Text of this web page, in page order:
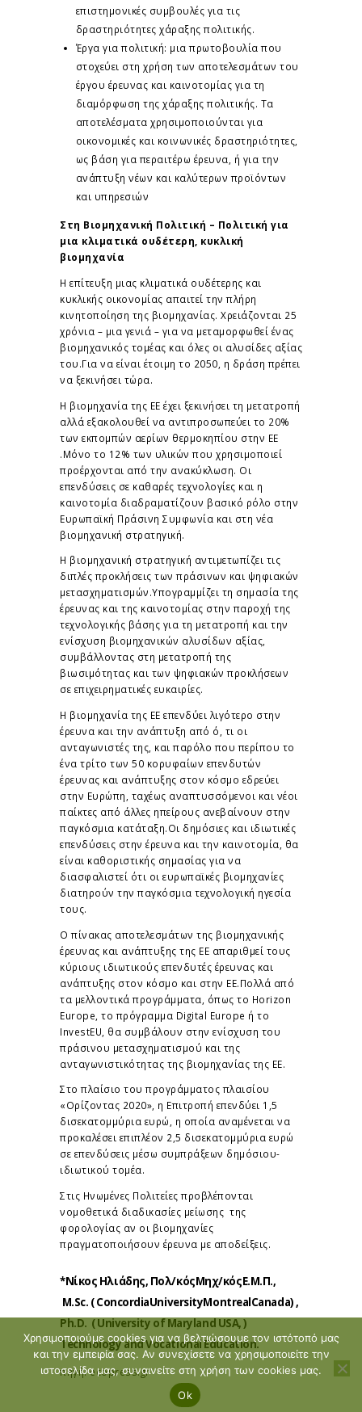
επιστημονικές συμβουλές για τις
δραστηριότητες χάραξης πολιτικής.
Έργα για πολιτική: μια πρωτοβουλία που
στοχεύει στη χρήση των αποτελεσμάτων του
έργου έρευνας και καινοτομίας για τη
διαμόρφωση της χάραξης πολιτικής. Τα
αποτελέσματα χρησιμοποιούνται για
οικονομικές και κοινωνικές δραστηριότητες,
ως βάση για περαιτέρω έρευνα, ή για την
ανάπτυξη νέων και καλύτερων προϊόντων
και υπηρεσιών
Στη Βιομηχανική Πολιτική – Πολιτική για
μια κλιματικά ουδέτερη, κυκλική
βιομηχανία
Η επίτευξη μιας κλιματικά ουδέτερης και
κυκλικής οικονομίας απαιτεί την πλήρη
κινητοποίηση της βιομηχανίας. Χρειάζονται 25
χρόνια – μια γενιά – για να μεταμορφωθεί ένας
βιομηχανικός τομέας και όλες οι αλυσίδες αξίας
του.Για να είναι έτοιμη το 2050, η δράση πρέπει
να ξεκινήσει τώρα.
Η βιομηχανία της ΕΕ έχει ξεκινήσει τη μετατροπή
αλλά εξακολουθεί να αντιπροσωπεύει το 20%
των εκπομπών αερίων θερμοκηπίου στην ΕΕ
.Μόνο το 12% των υλικών που χρησιμοποιεί
προέρχονται από την ανακύκλωση. Οι
επενδύσεις σε καθαρές τεχνολογίες και η
καινοτομία διαδραματίζουν βασικό ρόλο στην
Ευρωπαϊκή Πράσινη Συμφωνία και στη νέα
βιομηχανική στρατηγική.
Η βιομηχανική στρατηγική αντιμετωπίζει τις
διπλές προκλήσεις των πράσινων και ψηφιακών
μετασχηματισμών.Υπογραμμίζει τη σημασία της
έρευνας και της καινοτομίας στην παροχή της
τεχνολογικής βάσης για τη μετατροπή και την
ενίσχυση βιομηχανικών αλυσίδων αξίας,
συμβάλλοντας στη μετατροπή της
βιωσιμότητας και των ψηφιακών προκλήσεων
σε επιχειρηματικές ευκαιρίες.
Η βιομηχανία της ΕΕ επενδύει λιγότερο στην
έρευνα και την ανάπτυξη από ό, τι οι
ανταγωνιστές της, και παρόλο που περίπου το
ένα τρίτο των 50 κορυφαίων επενδυτών
έρευνας και ανάπτυξης στον κόσμο εδρεύει
στην Ευρώπη, ταχέως αναπτυσσόμενοι και νέοι
παίκτες από άλλες ηπείρους ανεβαίνουν στην
παγκόσμια κατάταξη.Οι δημόσιες και ιδιωτικές
επενδύσεις στην έρευνα και την καινοτομία, θα
είναι καθοριστικής σημασίας για να
διασφαλιστεί ότι οι ευρωπαϊκές βιομηχανίες
διατηρούν την παγκόσμια τεχνολογική ηγεσία
τους.
Ο πίνακας αποτελεσμάτων της βιομηχανικής
έρευνας και ανάπτυξης της ΕΕ απαριθμεί τους
κύριους ιδιωτικούς επενδυτές έρευνας και
ανάπτυξης στον κόσμο και στην ΕΕ.Πολλά από
τα μελλοντικά προγράμματα, όπως το Horizon
Europe, το πρόγραμμα Digital Europe ή το
InvestEU, θα συμβάλουν στην ενίσχυση του
πράσινου μετασχηματισμού και της
ανταγωνιστικότητας της βιομηχανίας της ΕΕ.
Στο πλαίσιο του προγράμματος πλαισίου
«Ορίζοντας 2020», η Επιτροπή επενδύει 1,5
δισεκατομμύρια ευρώ, η οποία αναμένεται να
προκαλέσει επιπλέον 2,5 δισεκατομμύρια ευρώ
σε επενδύσεις μέσω συμπράξεων δημόσιου-
ιδιωτικού τομέα.
Στις Ηνωμένες Πολιτείες προβλέπονται
νομοθετικά διαδικασίες μείωσης της
φορολογίας αν οι βιομηχανίες
πραγματοποιήσουν έρευνα με αποδείξεις.
*Νίκος Ηλιάδης, Πολ/κόςΜηχ/κόςΕ.Μ.Π.,
M.Sc. ( ConcordiaUniversityMontrealCanada) ,
Ph.D. ( University of Maryland USA, )
Technology and Vocational Education.
πηγή: ecopress.gr
Χρησιμοποιούμε cookies για να βελτιώσουμε τον ιστότοπό μας
και την εμπειρία σας. Αν συνεχίσετε να χρησιμοποιείτε την
ιστοσελίδα μας, συναινείτε στη χρήση των cookies μας.
Ok